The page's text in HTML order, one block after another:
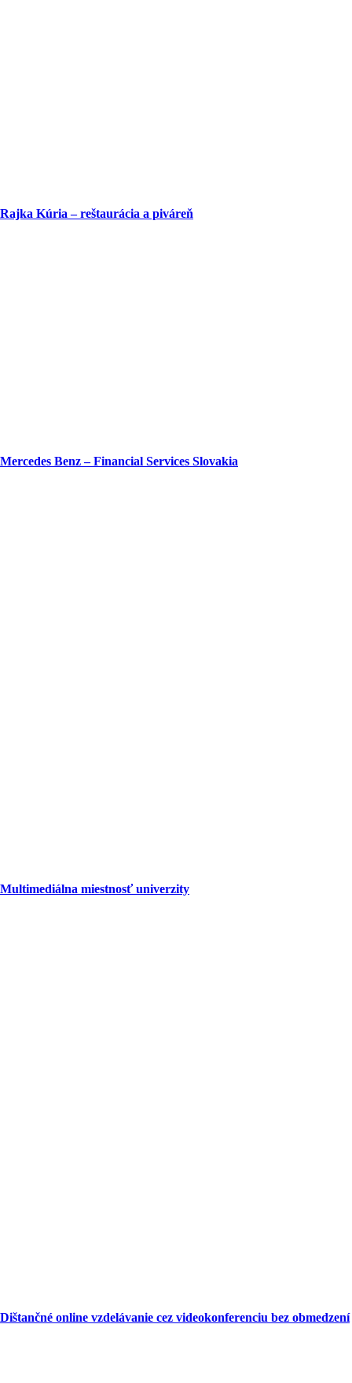
Rajka Kúria – reštaurácia a piváreň
Mercedes Benz – Financial Services Slovakia
Multimediálna miestnosť univerzity
Dištančné online vzdelávanie cez videokonferenciu bez obmedzení